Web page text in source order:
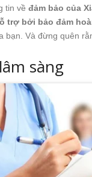
tin về đảm bảo của
trợ bởi bảo đảm
bạn. Và đừng quên
sàng